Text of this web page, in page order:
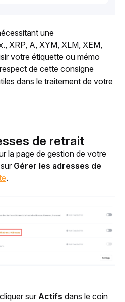
une
XRP, A, XYM, XLM, XEM,
votre étiquette ou mémo
de cette consigne
dans le traitement de votre
de retrait
la page de gestion de votre
Gérer les adresses de
.
sur Actifs dans le coin